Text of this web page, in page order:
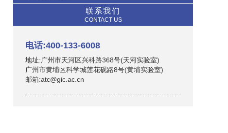
联系我们
CONTACT US
电话:400-133-6008
地址:广州市天河区兴科路368号(天河实验室)
广州市黄埔区科学城莲花砚路8号(黄埔实验室)
邮箱:atc@gic.ac.cn